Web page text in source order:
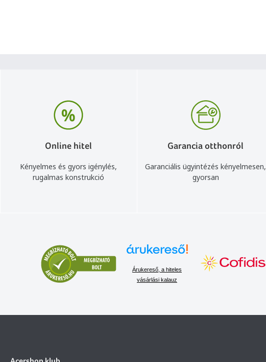
Online hitel
Kényelmes és gyors igénylés,
rugalmas konstrukció
Garancia otthonról
Garanciális ügyintézés kényelmesen,
gyorsan
Árukereső, a hiteles
vásárlási kalauz